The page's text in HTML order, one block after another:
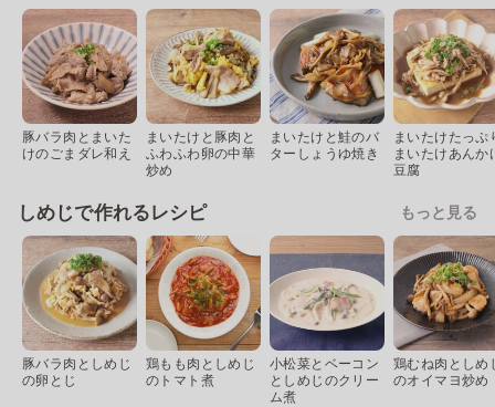
豚バラ肉とまいた
けのごまダレ和え
まいたけと豚肉と
ふわふわ卵の中華
炒め
まいたけと鮭のバ
ターしょうゆ焼き
まいたけたっぷ
まいたけあんか
豆腐
しめじで作れるレシピ もっと見る
豚バラ肉としめじ
の卵とじ
鶏もも肉としめじ
のトマト煮
小松菜とベーコン
としめじのクリー
ム煮
鶏むね肉としめ
のオイマヨ炒め